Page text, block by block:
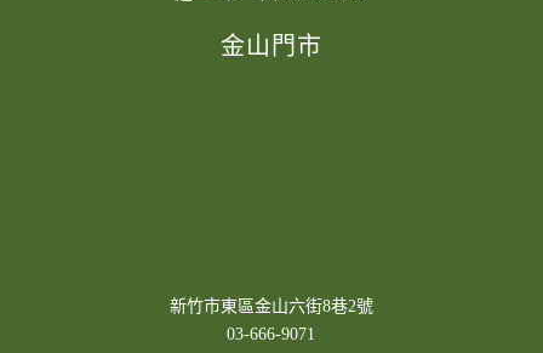
金山門市
新竹市東區金山六街8巷2號
03-666-9071